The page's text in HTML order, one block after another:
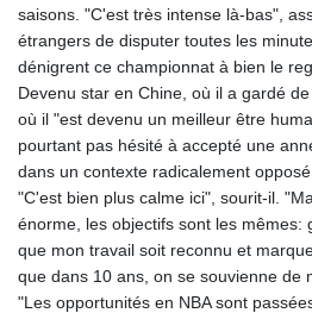
saisons. "C'est très intense là-bas",
étrangers de disputer toutes les
dénigrent ce championnat à bien le
Devenu star en Chine, où il a gardé
où il "est devenu un meilleur être
pourtant pas hésité à accepté une
dans un contexte radicalement
"C'est bien plus calme ici", sourit-il.
énorme, les objectifs sont les mêmes:
que mon travail soit reconnu et
que dans 10 ans, on se souvienne de
"Les opportunités en NBA sont